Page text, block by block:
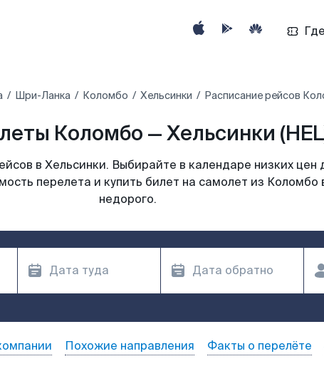
Шри-Ланка Коломбо Хельсинки Расписание рейсов
Коломбо — Хельсинки
в Хельсинки. Выбирайте в календаре низких цен
перелета и купить билет на самолет из Коломбо
недорого.
Похожие направления Факты о перелёте